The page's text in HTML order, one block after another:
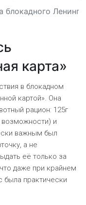
блокадного
карта»
в блокадном
картой». Она
рацион: 125г
возможности) и
важным был
а не
её только за
даже при крайнем
была практически